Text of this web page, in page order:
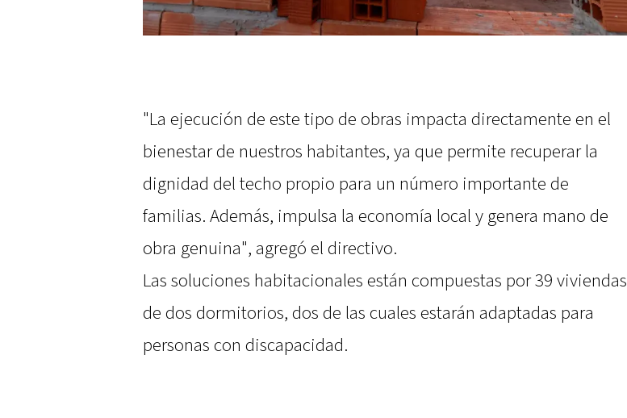
"La ejecución de este tipo de obras impacta directamente en el
bienestar de nuestros habitantes, ya que permite recuperar la
dignidad del techo propio para un número importante de
familias. Además, impulsa la economía local y genera mano de
obra genuina", agregó el directivo.
Las soluciones habitacionales están compuestas por 39 viviendas
de dos dormitorios, dos de las cuales estarán adaptadas para
personas con discapacidad.